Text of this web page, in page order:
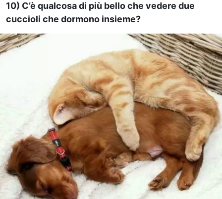
10) C’è qualcosa di più bello che vedere due
cuccioli che dormono insieme?